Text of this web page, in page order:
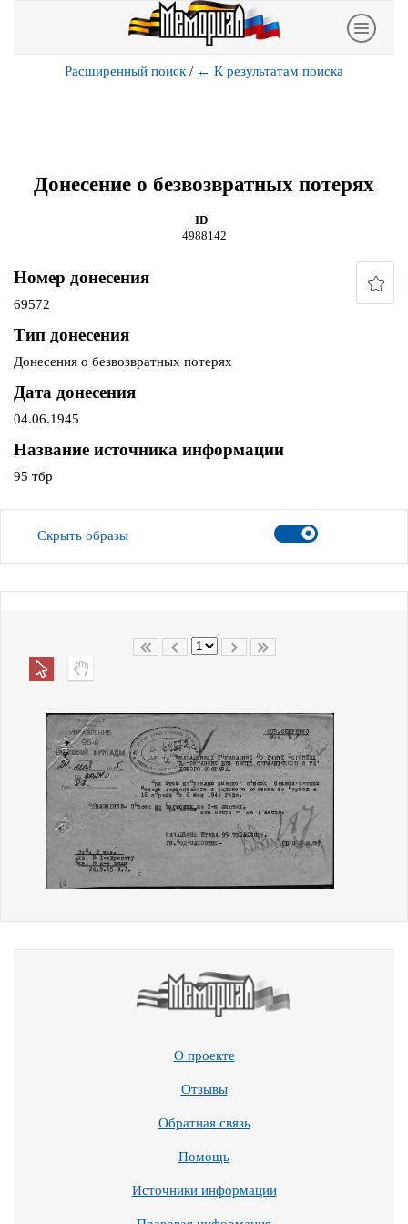
Расширенный поиск / ← К результатам поиска
Донесение о безвозвратных потерях
ID
4988142
Номер донесения
69572
Тип донесения
Донесения о безвозвратных потерях
Дата донесения
04.06.1945
Название источника информации
95 тбр
Скрыть образы
О проекте
Отзывы
Обратная связь
Помощь
Источники информации